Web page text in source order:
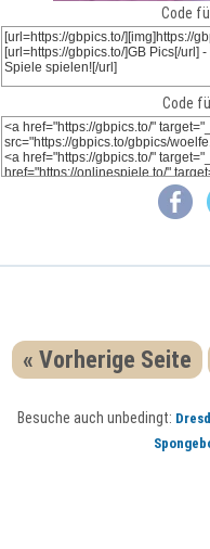
Code
Code
« Vorherige Seite
Besuche auch unbedingt: